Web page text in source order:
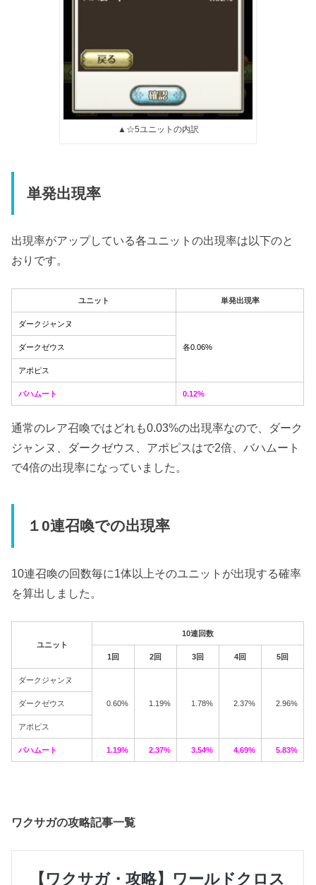
▲☆5ユニットの内訳
単発出現率
出現率がアップしている各ユニットの出現率は以下のと
おりです。
ユニット 単発出現率
ダークジャンヌ
各0.06%
ダークゼウス
アポピス
バハムート 0.12%
通常のレア召喚ではどれも0.03%の出現率なので、ダーク
ジャンヌ、ダークゼウス、アポピスはで2倍、バハムート
で4倍の出現率になっていました。
１0連召喚での出現率
10連召喚の回数毎に1体以上そのユニットが出現する確率
を算出しました。
ユニット
10連回数
1回 2回 3回 4回 5回
ダークジャンヌ
0.60% 1.19% 1.78% 2.37% 2.96%
ダークゼウス
アポピス
バハムート 1.19% 2.37% 3.54% 4.69% 5.83%
ワクサガの攻略記事一覧